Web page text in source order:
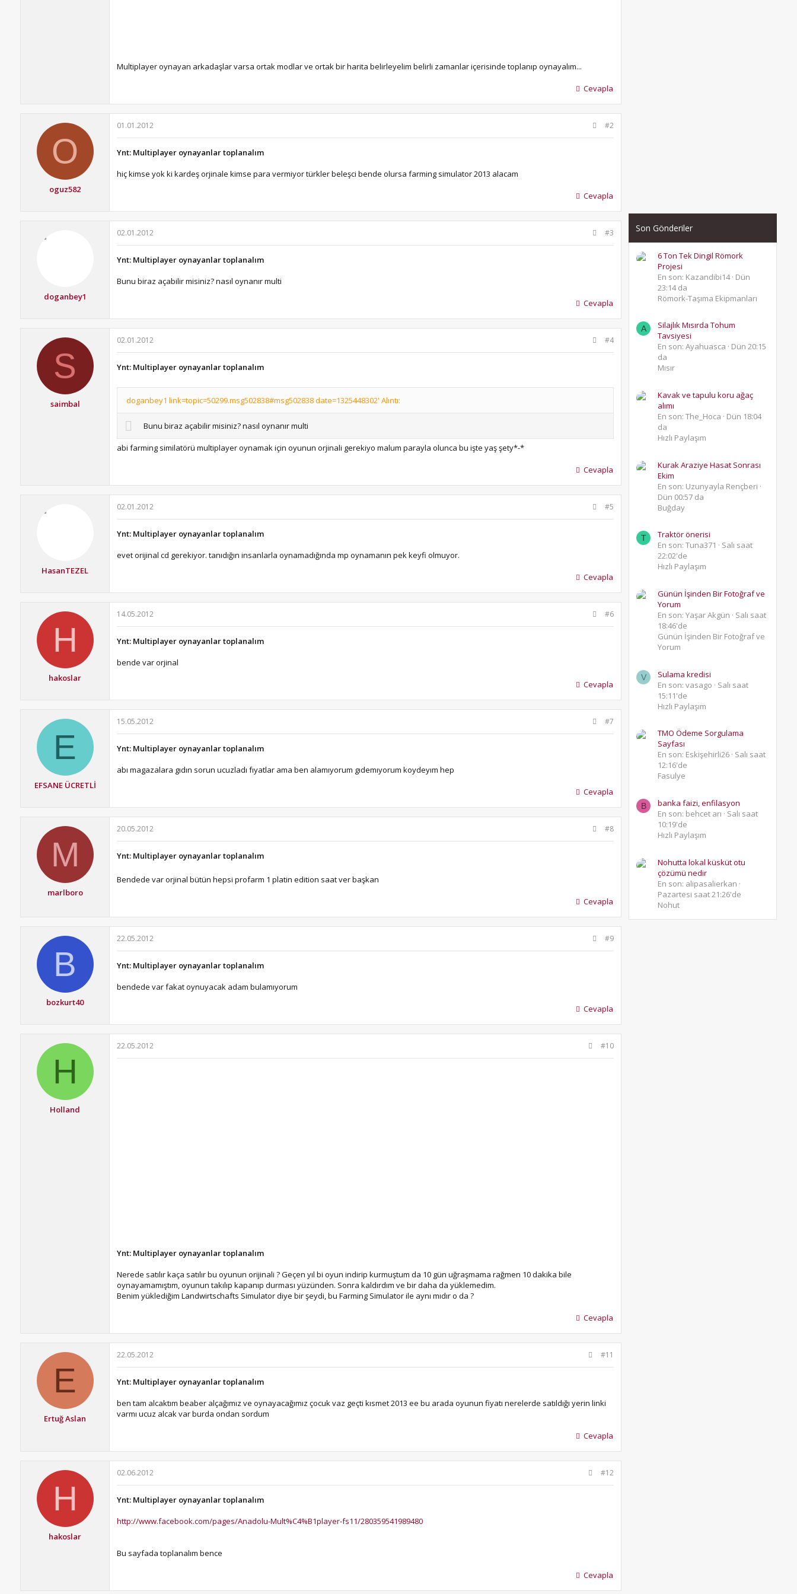
Multiplayer oynayan arkadaşlar varsa ortak modlar ve ortak bir harita belirleyelim belirli zamanlar içerisinde toplanıp oynayalım...
Cevapla
O
oguz582
01.01.2012 #2
Ynt: Multiplayer oynayanlar toplanalım
hiç kimse yok ki kardeş orjinale kimse para vermiyor türkler beleşci bende olursa farming simulator 2013 alacam
Cevapla
doganbey1
02.01.2012 #3
Ynt: Multiplayer oynayanlar toplanalım
Bunu biraz açabilir misiniz? nasıl oynanır multi
Cevapla
S
saimbal
02.01.2012 #4
Ynt: Multiplayer oynayanlar toplanalım
doganbey1 link=topic=50299.msg502838#msg502838 date=1325448302' Alıntı:
Bunu biraz açabilir misiniz? nasıl oynanır multi
abi farming similatörü multiplayer oynamak için oyunun orjinali gerekiyo malum parayla olunca bu işte yaş şety*-*
Cevapla
HasanTEZEL
02.01.2012 #5
Ynt: Multiplayer oynayanlar toplanalım
evet orijinal cd gerekiyor. tanıdığın insanlarla oynamadığında mp oynamanın pek keyfi olmuyor.
Cevapla
H
hakoslar
14.05.2012 #6
Ynt: Multiplayer oynayanlar toplanalım
bende var orjinal
Cevapla
E
EFSANE ÜCRETLİ
15.05.2012 #7
Ynt: Multiplayer oynayanlar toplanalım
abı magazalara gıdın sorun ucuzladı fıyatlar ama ben alamıyorum gıdemıyorum koydeyım hep
Cevapla
M
marlboro
20.05.2012 #8
Ynt: Multiplayer oynayanlar toplanalım
Bendede var orjinal bütün hepsi profarm 1 platin edition saat ver başkan
Cevapla
B
bozkurt40
22.05.2012 #9
Ynt: Multiplayer oynayanlar toplanalım
bendede var fakat oynuyacak adam bulamıyorum
Cevapla
H
Holland
22.05.2012 #10
Ynt: Multiplayer oynayanlar toplanalım
Nerede satılır kaça satılır bu oyunun orijinali ? Geçen yıl bi oyun indirip kurmuştum da 10 gün uğraşmama rağmen 10 dakika bile
oynayamamıştım, oyunun takılıp kapanıp durması yüzünden. Sonra kaldırdım ve bir daha da yüklemedim.
Benim yüklediğim Landwirtschafts Simulator diye bir şeydi, bu Farming Simulator ile aynı mıdır o da ?
Cevapla
E
Ertuğ Aslan
22.05.2012 #11
Ynt: Multiplayer oynayanlar toplanalım
ben tam alcaktım beaber alçağımız ve oynayacağımız çocuk vaz geçti kısmet 2013 ee bu arada oyunun fiyatı nerelerde satıldığı yerin linki
varmı ucuz alcak var burda ondan sordum
Cevapla
H
hakoslar
02.06.2012 #12
Ynt: Multiplayer oynayanlar toplanalım
http://www.facebook.com/pages/Anadolu-Mult%C4%B1player-fs11/280359541989480
Bu sayfada toplanalım bence
Cevapla
Son Gönderiler
6 Ton Tek Dingil Römork
Projesi
En son: Kazandibi14 Dün
23:14 da
Römork-Taşıma Ekipmanları
A
Silajlık Mısırda Tohum
Tavsiyesi
En son: Ayahuasca
Dün 20:15
da
Mısır
Kavak ve tapulu koru ağaç
alımı
En son: The_Hoca
Dün 18:04
da
Hızlı Paylaşım
Kurak Araziye Hasat Sonrası
Ekim
En son: Uzunyayla Rençberi
Dün 00:57 da
Buğday
T
Traktör önerisi
En son: Tuna371
Salı saat
22:02'de
Hızlı Paylaşım
Günün İşinden Bir Fotoğraf ve
Yorum
En son: Yaşar Akgün
Salı saat
18:46'de
Günün İşinden Bir Fotoğraf ve
Yorum
V
Sulama kredisi
En son: vasago
Salı saat
15:11'de
Hızlı Paylaşım
TMO Ödeme Sorgulama
Sayfası
En son: Eskişehirli26 Salı saat
12:16'de
Fasulye
B
banka faizi, enfilasyon
En son: behcet arı
Salı saat
10:19'de
Hızlı Paylaşım
Nohutta lokal küsküt otu
çözümü nedir
En son: alipasalierkan
Pazartesi saat 21:26'de
Nohut